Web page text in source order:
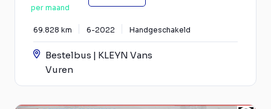
per maand
69.828 km 6-2022 Handgeschakeld
Bestelbus | KLEYN Vans
Vuren